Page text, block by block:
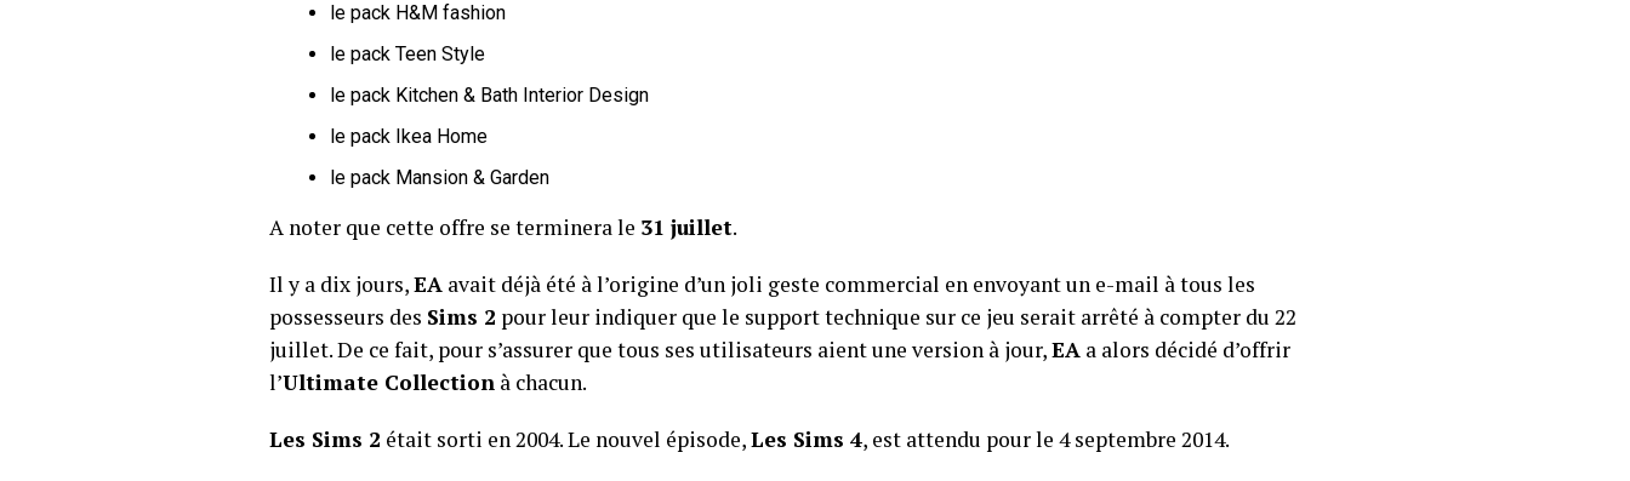
le pack H&M fashion
le pack Teen Style
le pack Kitchen & Bath Interior Design
le pack Ikea Home
le pack Mansion & Garden
A noter que cette offre se terminera le 31 juillet.
Il y a dix jours,EA avait déjà été à l’origine d’un joli geste commercial en envoyant un e-mail à tous les
possesseurs des Sims 2 pour leur indiquer que le support technique sur ce jeu serait arrêté à compter du 22
juillet. De ce fait, pour s’assurer que tous ses utilisateurs aient une version à jour,EA a alors décidé d’offrir
l’Ultimate Collection à chacun.
Les Sims 2 était sorti en 2004. Le nouvel épisode,Les Sims 4, est attendu pour le 4 septembre 2014.